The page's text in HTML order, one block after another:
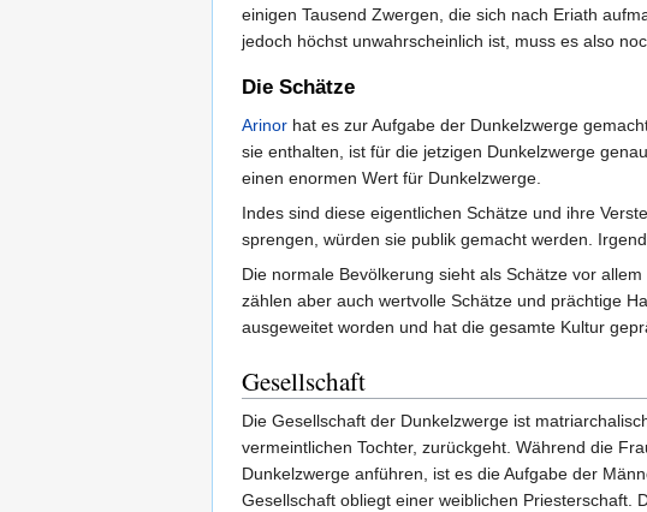
einigen Tausend Zwergen, die sich nach Eriath
jedoch höchst unwahrscheinlich ist, muss es also
Die Schätze
Arinor hat es zur Aufgabe der Dunkelzwerge
sie enthalten, ist für die jetzigen Dunkelzwerge
einen enormen Wert für Dunkelzwerge.
Indes sind diese eigentlichen Schätze und ihre
sprengen, würden sie publik gemacht werden.
Die normale Bevölkerung sieht als Schätze vor
zählen aber auch wertvolle Schätze und prächtige
ausgeweitet worden und hat die gesamte Kultur
Gesellschaft
Die Gesellschaft der Dunkelzwerge ist
vermeintlichen Tochter, zurückgeht. Während die
Dunkelzwerge anführen, ist es die Aufgabe der
Gesellschaft obliegt einer weiblichen Priesterschaft.